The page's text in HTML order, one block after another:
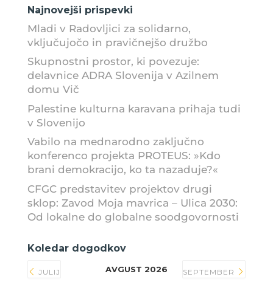
Najnovejši prispevki
Mladi v Radovljici za solidarno,
vključujočo in pravičnejšo družbo
Skupnostni prostor, ki povezuje:
delavnice ADRA Slovenija v Azilnem
domu Vič
Palestine kulturna karavana prihaja tudi
v Slovenijo
Vabilo na mednarodno zaključno
konferenco projekta PROTEUS: »Kdo
brani demokracijo, ko ta nazaduje?«
CFGC predstavitev projektov drugi
sklop: Zavod Moja mavrica – Ulica 2030:
Od lokalne do globalne soodgovornosti
Koledar dogodkov
JULIJ AVGUST 2026 SEPTEMBER